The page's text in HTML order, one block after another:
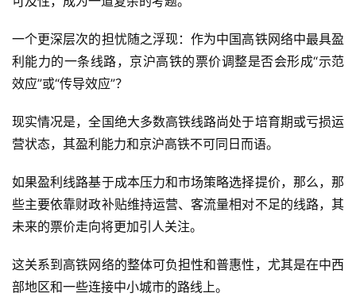
一个更深层次的担忧随之浮现：作为中国高铁网络中最具盈
利能力的一条线路，京沪高铁的票价调整是否会形成“示范
效应”或“传导效应”？
现实情况是，全国绝大多数高铁线路尚处于培育期或亏损运
营状态，其盈利能力和京沪高铁不可同日而语。
如果盈利线路基于成本压力和市场策略选择提价，那么，那
些主要依靠财政补贴维持运营、客流量相对不足的线路，其
未来的票价走向将更加引人关注。
这关系到高铁网络的整体可负担性和普惠性，尤其是在中西
部地区和一些连接中小城市的路线上。